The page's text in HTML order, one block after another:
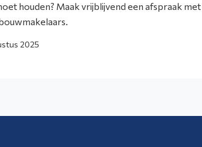
houden? Maak vrijblijvend een afspraak
2025